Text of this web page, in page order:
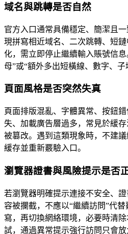
域名與跳轉是否自然
官方入口通常具備穩定、簡潔且
現拼寫相近域名、二次跳轉、短
化，需立即停止繼續輸入賬號信
母”或“額外多出短橫線、數字、子
頁面風格是否突然失真
頁面排版混亂、字體異常、按鈕
失、加載廣告層過多，常見於緩
被篡改。遇到這類現象時，不建
緩存並重新覈驗入口。
瀏覽器證書與風險提示是否
若瀏覽器明確提示連接不安全、
容被攔截，不應以“繼續訪問”代
寫，再切換網絡環境，必要時清
試，通過異常提示強行訪問只會放